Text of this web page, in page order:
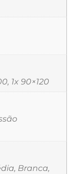
1x 90×120
Branca,